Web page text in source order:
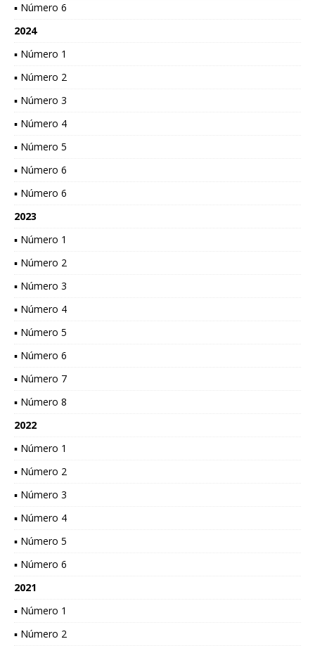
▪ Número 6
2024
▪ Número 1
▪ Número 2
▪ Número 3
▪ Número 4
▪ Número 5
▪ Número 6
▪ Número 6
2023
▪ Número 1
▪ Número 2
▪ Número 3
▪ Número 4
▪ Número 5
▪ Número 6
▪ Número 7
▪ Número 8
2022
▪ Número 1
▪ Número 2
▪ Número 3
▪ Número 4
▪ Número 5
▪ Número 6
2021
▪ Número 1
▪ Número 2